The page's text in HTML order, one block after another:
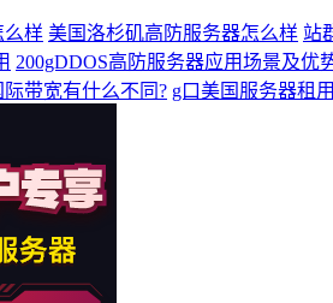
么样 美国洛杉矶高防服务器怎么样 站
200gDDOS高防服务器应用场景及优
带宽有什么不同? g口美国服务器租